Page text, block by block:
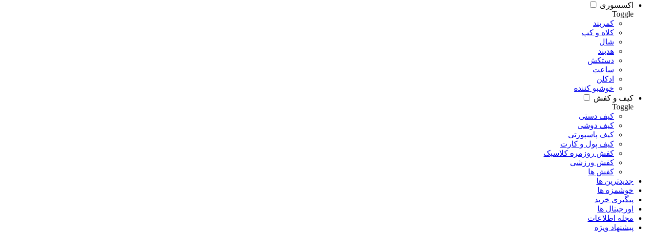
اکسسوری
Toggle
کمربند
کلاه و کپ
شال
هدبند
دستکش
ساعت
ادکلن
خوشبو کننده
کیف و کفش
Toggle
کیف دستی
کیف دوشی
کیف پاسپورتی
کیف پول و کارت
کفش روزمره کلاسیک
کفش ورزشی
کفش ها
جدیدترین ها
خوشمزه ها
پیگیری خرید
اورجینال ها
مجله اطلاعات
پیشنهاد ویژه